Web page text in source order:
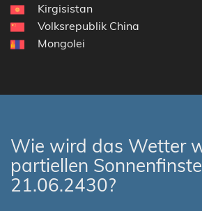
Kirgisistan
Volksrepublik China
Mongolei
Wie wird das Wetter
partiellen
21.06.2430?